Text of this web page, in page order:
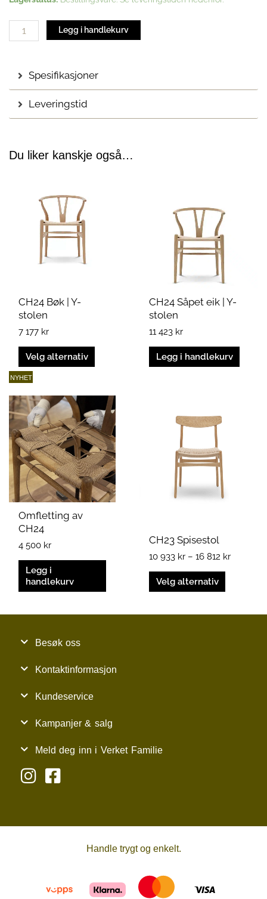
|
antall
Legg i handlekurv
Spesifikasjoner
Leveringstid
Du liker kanskje også…
CH24 Bøk | Y-
stolen
7 177 kr
Velg alternativ
varianter.
Alternativene
CH24 Såpet eik | Y-
stolen
11 423 kr
Legg i handlekurv
Omfletting av
CH24
4 500 kr
Legg i
handlekurv
CH23 Spisestol
10 933 kr – 16 812 kr
Velg alternativ
produktet
varianter.
Alternativene
velges
Besøk oss
Kontaktinformasjon
Kundeservice
Kampanjer & salg
Meld deg inn i Verket Familie
Handle trygt og enkelt.
NYHET